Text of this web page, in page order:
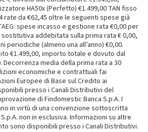
HA50x (Perfetto) €1.499,00 TAN fisso
rate da €62,45 oltre le seguenti spese già
spese incasso e gestione rata €0,00 per
addebitata sulla prima rata € 0,00,
periodiche (almeno una all’anno) €0,00.
€1.499,00, importo totale e dovuto dal
Decorrenza media della prima rata a 30
economiche e contrattuali fai
Europee di Base sul Credito ai
presso i Canali Distributivi del
di Findomestic Banca S.p.A. I
in virtù di una convenzione sottoscritta
non in esclusiva. Informazioni su altre
sono disponibili presso i Canali Distributivi.